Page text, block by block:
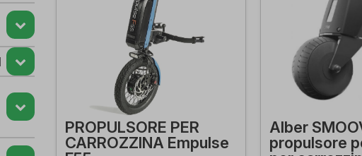
PROPULSORE PER
CARROZZINA Empulse
Alber
propulsore